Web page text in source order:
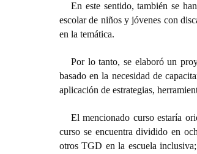
En este sentido, también se
escolar de niños y jóvenes con
en la temática.
Por lo tanto, se elaboró un
basado en la necesidad de
aplicación de estrategias,
El mencionado curso estaría
curso se encuentra dividido en
otros TGD en la escuela